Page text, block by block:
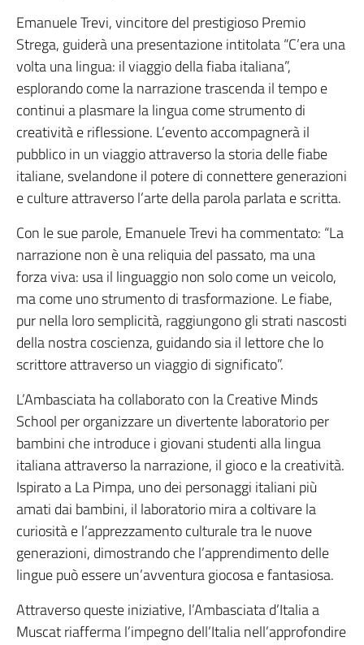
Emanuele Trevi, vincitore del prestigioso Premio
Strega, guiderà una presentazione intitolata “C’era una
volta una lingua: il viaggio della fiaba italiana”,
esplorando come la narrazione trascenda il tempo e
continui a plasmare la lingua come strumento di
creatività e riflessione. L’evento accompagnerà il
pubblico in un viaggio attraverso la storia delle fiabe
italiane, svelandone il potere di connettere generazioni
e culture attraverso l’arte della parola parlata e scritta.
Con le sue parole, Emanuele Trevi ha commentato: “La
narrazione non è una reliquia del passato, ma una
forza viva: usa il linguaggio non solo come un veicolo,
ma come uno strumento di trasformazione. Le fiabe,
pur nella loro semplicità, raggiungono gli strati nascosti
della nostra coscienza, guidando sia il lettore che lo
scrittore attraverso un viaggio di significato”.
L’Ambasciata ha collaborato con la Creative Minds
School per organizzare un divertente laboratorio per
bambini che introduce i giovani studenti alla lingua
italiana attraverso la narrazione, il gioco e la creatività.
Ispirato a La Pimpa, uno dei personaggi italiani più
amati dai bambini, il laboratorio mira a coltivare la
curiosità e l’apprezzamento culturale tra le nuove
generazioni, dimostrando che l’apprendimento delle
lingue può essere un’avventura giocosa e fantasiosa.
Attraverso queste iniziative, l’Ambasciata d’Italia a
Muscat riafferma l’impegno dell’Italia nell’approfondire